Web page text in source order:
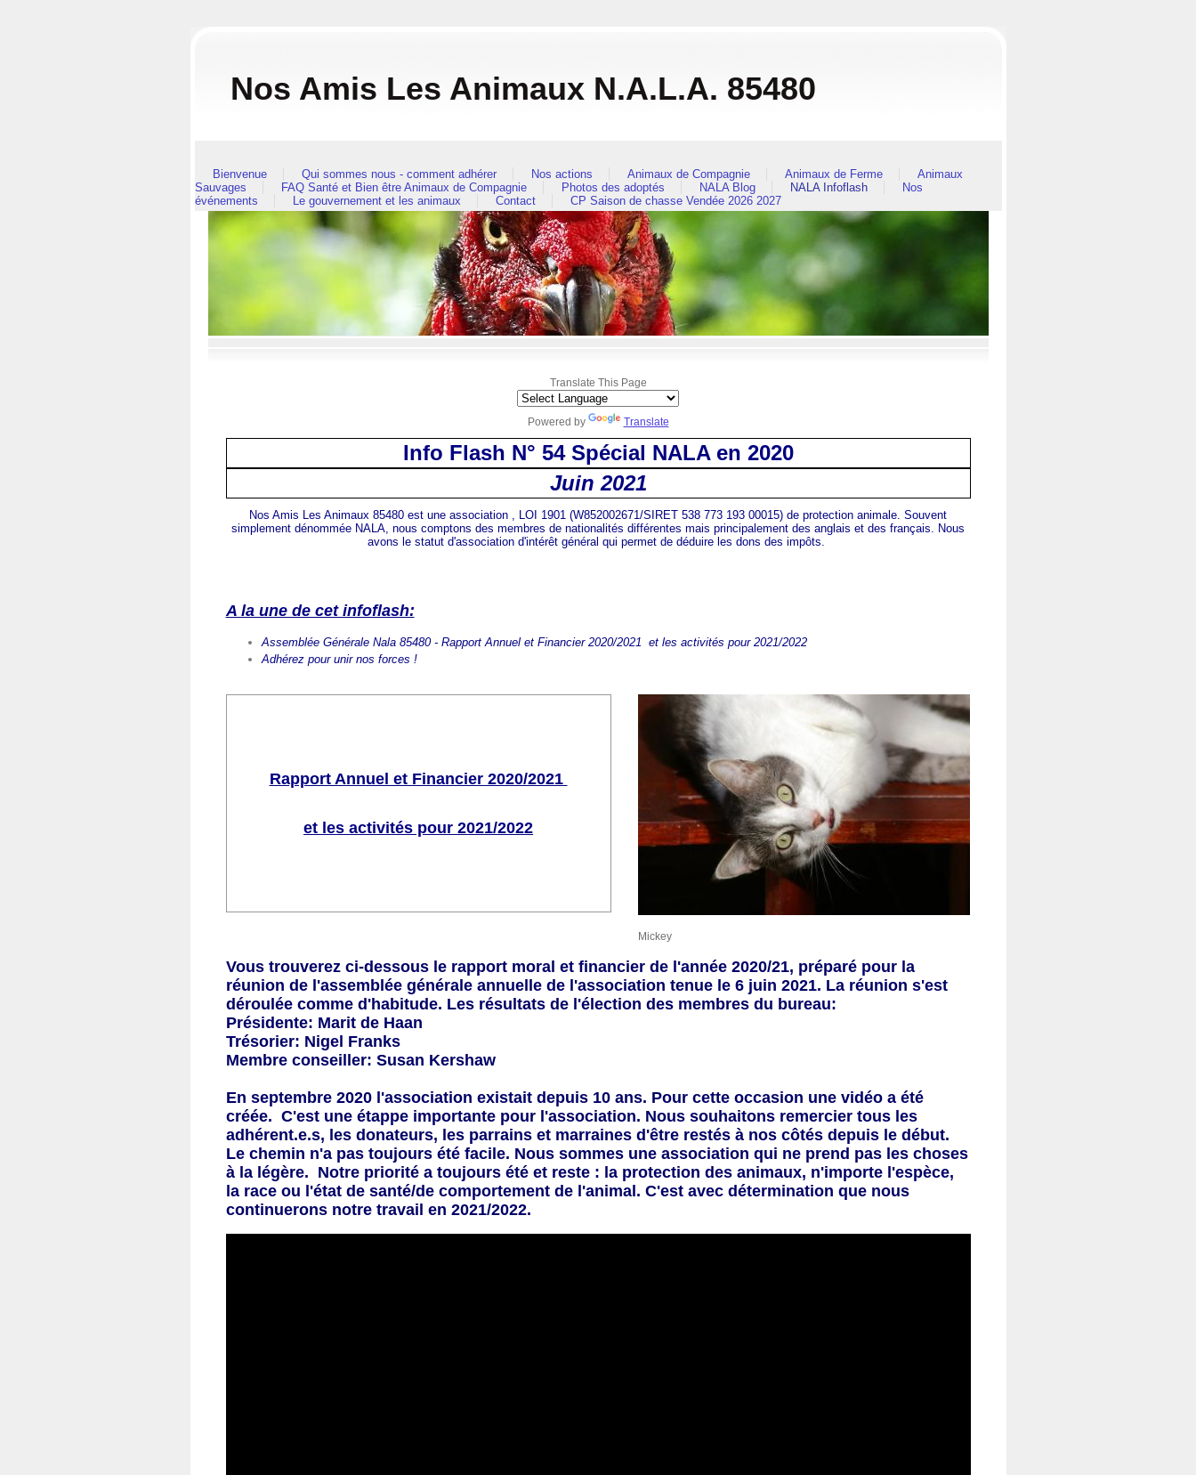
Nos Amis Les Animaux N.A.L.A. 85480
Bienvenue Qui sommes nous - comment adhérer Nos actions Animaux de Compagnie Animaux de Ferme
Animaux
Sauvages
FAQ Santé et Bien être Animaux de Compagnie Photos des adoptés NALA Blog NALA Infoflash
Nos
événements
Le gouvernement et les animaux Contact CP Saison de chasse Vendée 2026 2027
Translate This Page
Powered by Translate
Info Flash N° 54 Spécial NALA en 2020
Juin 2021
Nos Amis Les Animaux 85480 est une association , LOI 1901 (W852002671/SIRET 538 773 193 00015) de protection animale. Souvent
simplement dénommée NALA, nous comptons des membres de nationalités différentes mais principalement des anglais et des français. Nous
avons le statut d'association d'intérêt général qui permet de déduire les dons des impôts.
A la une de cet infoflash:
Assemblée Générale Nala 85480 - Rapport Annuel et Financier 2020/2021 et les activités pour 2021/2022
Adhérez pour unir nos forces !
Rapport Annuel et Financier 2020/2021
et les activités pour 2021/2022
Mickey
Vous trouverez ci-dessous le rapport moral et financier de l'année 2020/21, préparé pour la
réunion de l'assemblée générale annuelle de l'association tenue le 6 juin 2021. La réunion s'est
déroulée comme d'habitude. Les résultats de l'élection des membres du bureau:
Présidente: Marit de Haan
Trésorier: Nigel Franks
Membre conseiller: Susan Kershaw
En septembre 2020 l'association existait depuis 10 ans. Pour cette occasion une vidéo a été
créée. C'est une étappe importante pour l'association. Nous souhaitons remercier tous les
adhérent.e.s, les donateurs, les parrains et marraines d'être restés à nos côtés depuis le début.
Le chemin n'a pas toujours été facile. Nous sommes une association qui ne prend pas les choses
à la légère. Notre priorité a toujours été et reste : la protection des animaux, n'importe l'espèce,
la race ou l'état de santé/de comportement de l'animal. C'est avec détermination que nous
continuerons notre travail en 2021/2022.